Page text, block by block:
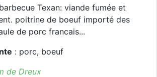
Texan: viande fumée et
poitrine de boeuf importé des
de porc francais...
: porc, boeuf
de Dreux